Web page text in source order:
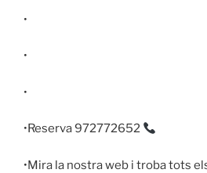
•
•
•
•Reserva 972772652
•Mira la nostra web i troba tots